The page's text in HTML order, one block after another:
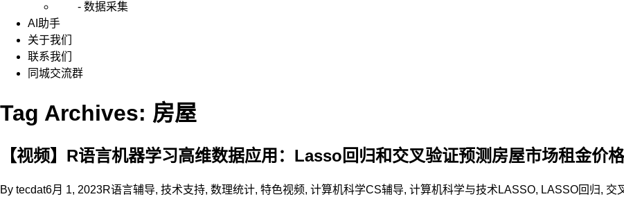
- 数据采集
AI助手
关于我们
联系我们
同城交流群
Tag Archives: 房屋
【视频】R语言机器学习高维数据应用：Lasso回归和交叉验证预测房屋市场租金价格
By tecdat6月 1, 2023R语言辅导, 技术支持, 数理统计, 特色视频, 计算机科学CS辅导, 计算机科学与技术LASSO, LASSO回归, 交